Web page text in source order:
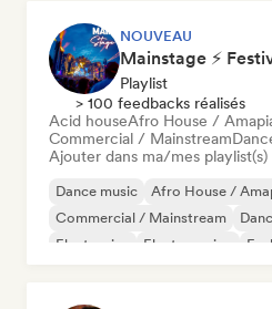
NOUVEAU
Playlist
> 100 feedbacks réalisés
Acid houseAfro House /
Commercial / Mainstream
Ajouter dans ma/mes
Dance music
Afro House /
Commercial / Mainstream
Electronica
Electro swing